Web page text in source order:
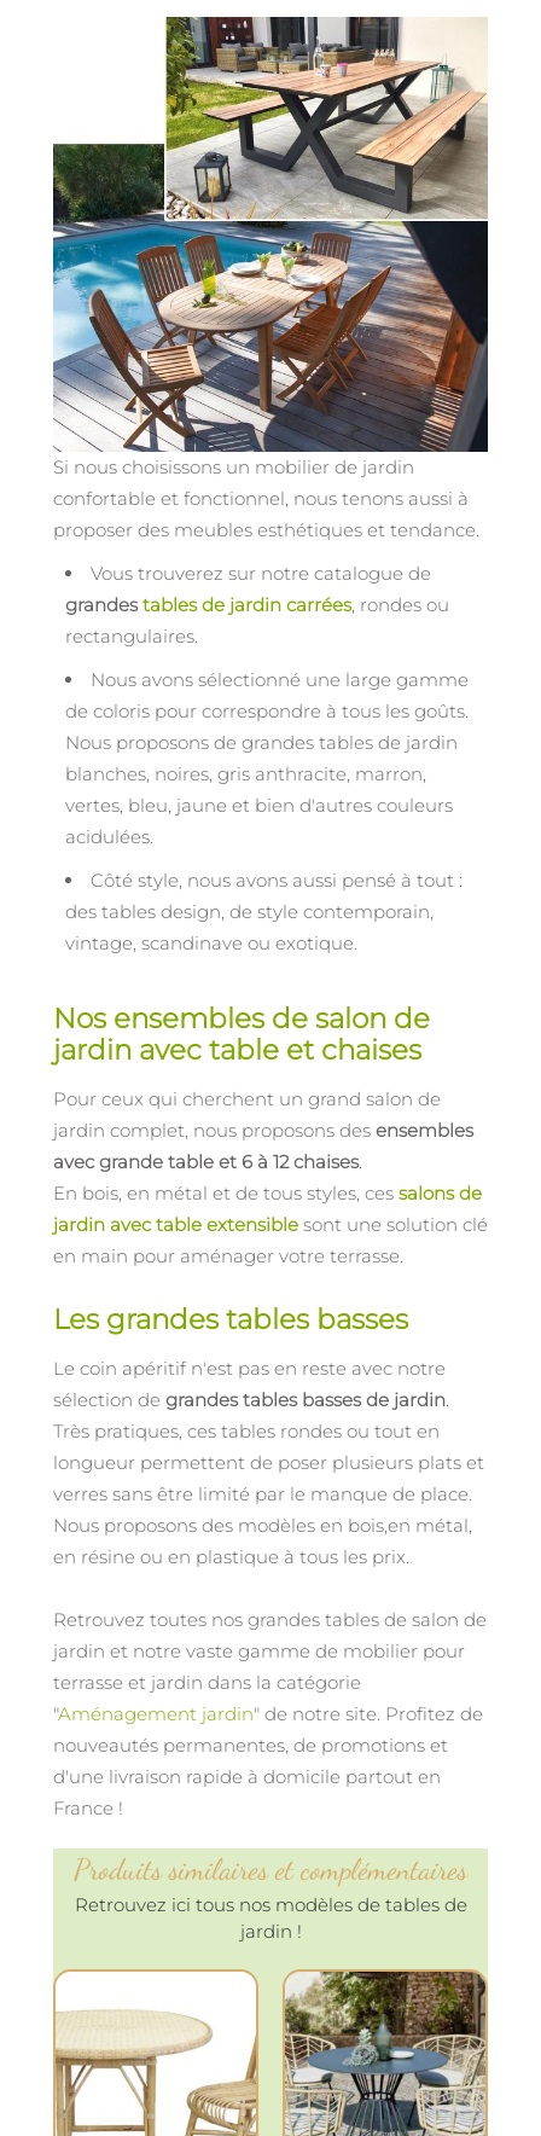
Si nous choisissons un mobilier de jardin
confortable et fonctionnel, nous tenons aussi à
proposer des meubles esthétiques et tendance.
Vous trouverez sur notre catalogue de
grandestables de jardin carrées, rondes ou
rectangulaires.
Nous avons sélectionné une large gamme
de coloris pour correspondre à tous les goûts.
Nous proposons de grandes tables de jardin
blanches, noires, gris anthracite, marron,
vertes, bleu, jaune et bien d'autres couleurs
acidulées.
Côté style, nous avons aussi pensé à tout :
des tables design, de style contemporain,
vintage, scandinave ou exotique.
Nos ensembles de salon de
jardin avec table et chaises
Pour ceux qui cherchent un grand salon de
jardin complet, nous proposons des ensembles
avec grande table et 6 à 12 chaises.
En bois, en métal et de tous styles, ces salons de
jardin avec table extensible sont une solution clé
en main pour aménager votre terrasse.
Les grandes tables basses
Le coin apéritif n'est pas en reste avec notre
sélection de grandes tables basses de jardin
Très pratiques, ces tables rondes ou tout en
longueur permettent de poser plusieurs plats et
verres sans être limité par le manque de place.
Nous proposons des modèles en bois,en métal,
en résine ou en plastique à tous les prix.
Retrouvez toutes nos grandes tables de salon de
jardin et notre vaste gamme de mobilier pour
terrasse et jardin dans la catégorie
"Aménagement jardin" de notre site. Profitez de
nouveautés permanentes, de promotions et
d'une livraison rapide à domicile partout en
France !
Produits similaires et complémentaires
Retrouvez ici tous nos modèles de tables de
jardin !